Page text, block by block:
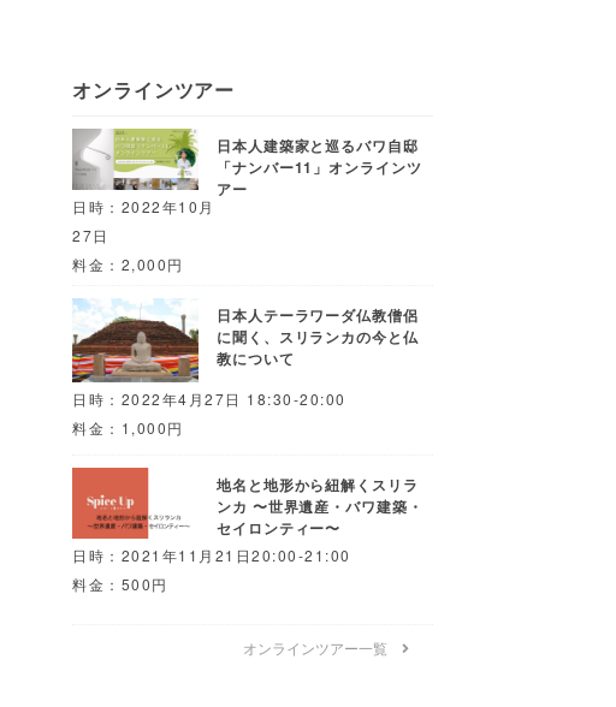
オンラインツアー
日本人建築家と巡るバワ自邸
「ナンバー11」オンラインツ
アー
日時：2022年10月
27日
料金：2,000円
日本人テーラワーダ仏教僧侶
に聞く、スリランカの今と仏
教について
日時：2022年4月27日 18:30-20:00
料金：1,000円
地名と地形から紐解くスリラ
ンカ 〜世界遺産・バワ建築・
セイロンティー〜
日時：2021年11月21日20:00-21:00
料金：500円
オンラインツアー一覧